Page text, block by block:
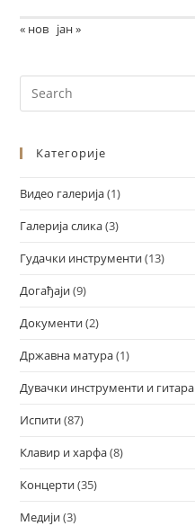
« нов јан »
Категорије
Видео галерија(1)
Галерија слика(3)
Гудачки инструменти(13)
Догађаји(9)
Документи(2)
Државна матура(1)
Дувачки инструменти и гитара
Испити(87)
Клавир и харфа(8)
Концерти(35)
Медији(3)